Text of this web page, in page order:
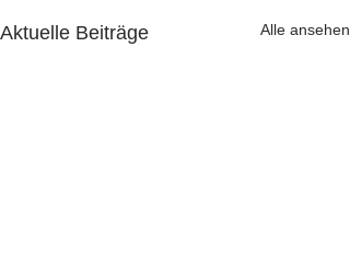
Aktuelle Beiträge Alle ansehen